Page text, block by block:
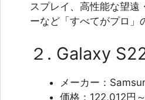
スプレイ、高性能な望
ーなど「すべてがプロ」
２. Galaxy
メーカー：
価格：122,012円～